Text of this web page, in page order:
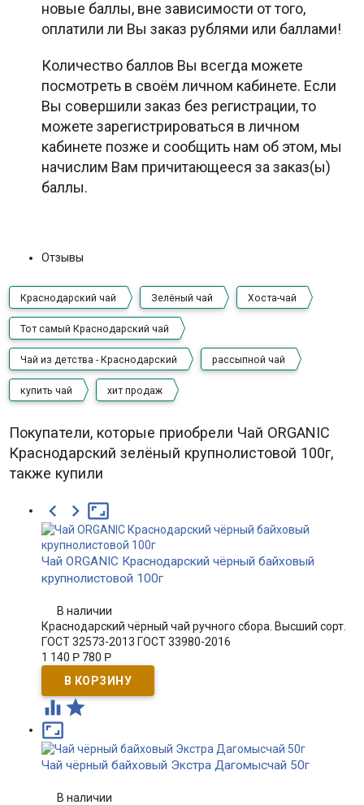
новые баллы, вне зависимости от того,
оплатили ли Вы заказ рублями или баллами!
Количество баллов Вы всегда можете
посмотреть в своём личном кабинете. Если
Вы совершили заказ без регистрации, то
можете зарегистрироваться в личном
кабинете позже и сообщить нам об этом, мы
начислим Вам причитающееся за заказ(ы)
баллы.
Отзывы
Краснодарский чай Зелёный чай Хоста-чай
Тот самый Краснодарский чай
Чай из детства - Краснодарский рассыпной чай
купить чай хит продаж
Покупатели, которые приобрели Чай ORGANIC
Краснодарский зелёный крупнолистовой 100г,
также купили
  
Чай ORGANIC Краснодарский чёрный байховый
крупнолистовой 100г
В наличии
Краснодарский чёрный чай ручного сбора. Высший сорт.
ГОСТ 32573-2013 ГОСТ 33980-2016
1 140 Р 780 Р
 

Чай чёрный байховый Экстра Дагомысчай 50г
В наличии